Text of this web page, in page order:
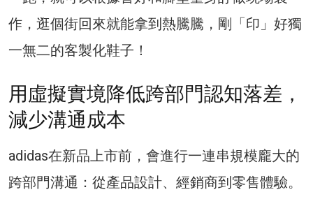
作，逛個街回來就能拿到熱騰騰，剛「印」好獨
一無二的客製化鞋子！
用虛擬實境降低跨部門認知落差，
減少溝通成本
adidas在新品上市前，會進行一連串規模龐大的
跨部門溝通：從產品設計、經銷商到零售體驗。